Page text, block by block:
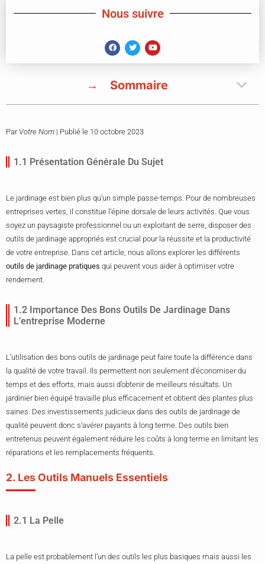
Nous suivre
Sommaire
Par Votre Nom | Publié le 10 octobre 2023
1.1 Présentation Générale Du Sujet
Le jardinage est bien plus qu’un simple passe-temps. Pour de nombreuses
entreprises vertes, il constitue l’épine dorsale de leurs activités. Que vous
soyez un paysagiste professionnel ou un exploitant de serre, disposer des
outils de jardinage appropriés est crucial pour la réussite et la productivité
de votre entreprise. Dans cet article, nous allons explorer les différents
outils de jardinage pratiques qui peuvent vous aider à optimiser votre
rendement.
1.2 Importance Des Bons Outils De Jardinage Dans
L’entreprise Moderne
L’utilisation des bons outils de jardinage peut faire toute la différence dans
la qualité de votre travail. Ils permettent non seulement d’économiser du
temps et des efforts, mais aussi d’obtenir de meilleurs résultats. Un
jardinier bien équipé travaille plus efficacement et obtient des plantes plus
saines. Des investissements judicieux dans des outils de jardinage de
qualité peuvent donc s’avérer payants à long terme. Des outils bien
entretenus peuvent également réduire les coûts à long terme en limitant les
réparations et les remplacements fréquents.
2. Les Outils Manuels Essentiels
2.1 La Pelle
La pelle est probablement l’un des outils les plus basiques mais aussi les